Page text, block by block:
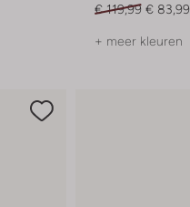
€ 119,99 € 83,99
+ meer kleuren